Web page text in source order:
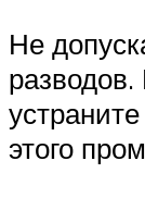
Не
этого